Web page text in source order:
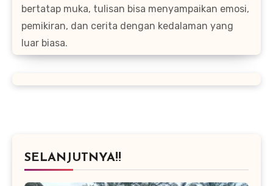
bertatap muka, tulisan bisa menyampaikan emosi,
pemikiran, dan cerita dengan kedalaman yang
luar biasa.
SELANJUTNYA!!